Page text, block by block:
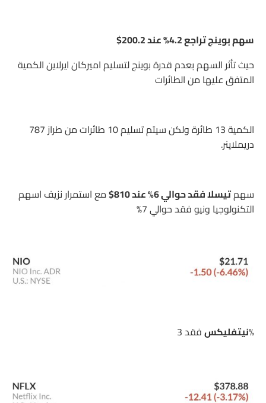
سهم بوينج تراجع 4.2% عند 200.2$
حيث تأثر السهم بعدم قدرة بوينج لتسليم اميركان ايرلاين الكمية
المتفق عليها من الطائرات
دريملاينر.
سهمتيسلا فقد حوالي 6% عند 810$
مع استمرار نزيف اسهم
التكنولوجيا ونيو فقد حوالي 7%
نيتفليكسفقد 3%